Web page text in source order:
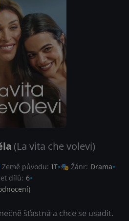
(La vita che volevi)
původu: IT 🎭 Žánr: Drama
dílů: 6
šťastná a chce se usadit.